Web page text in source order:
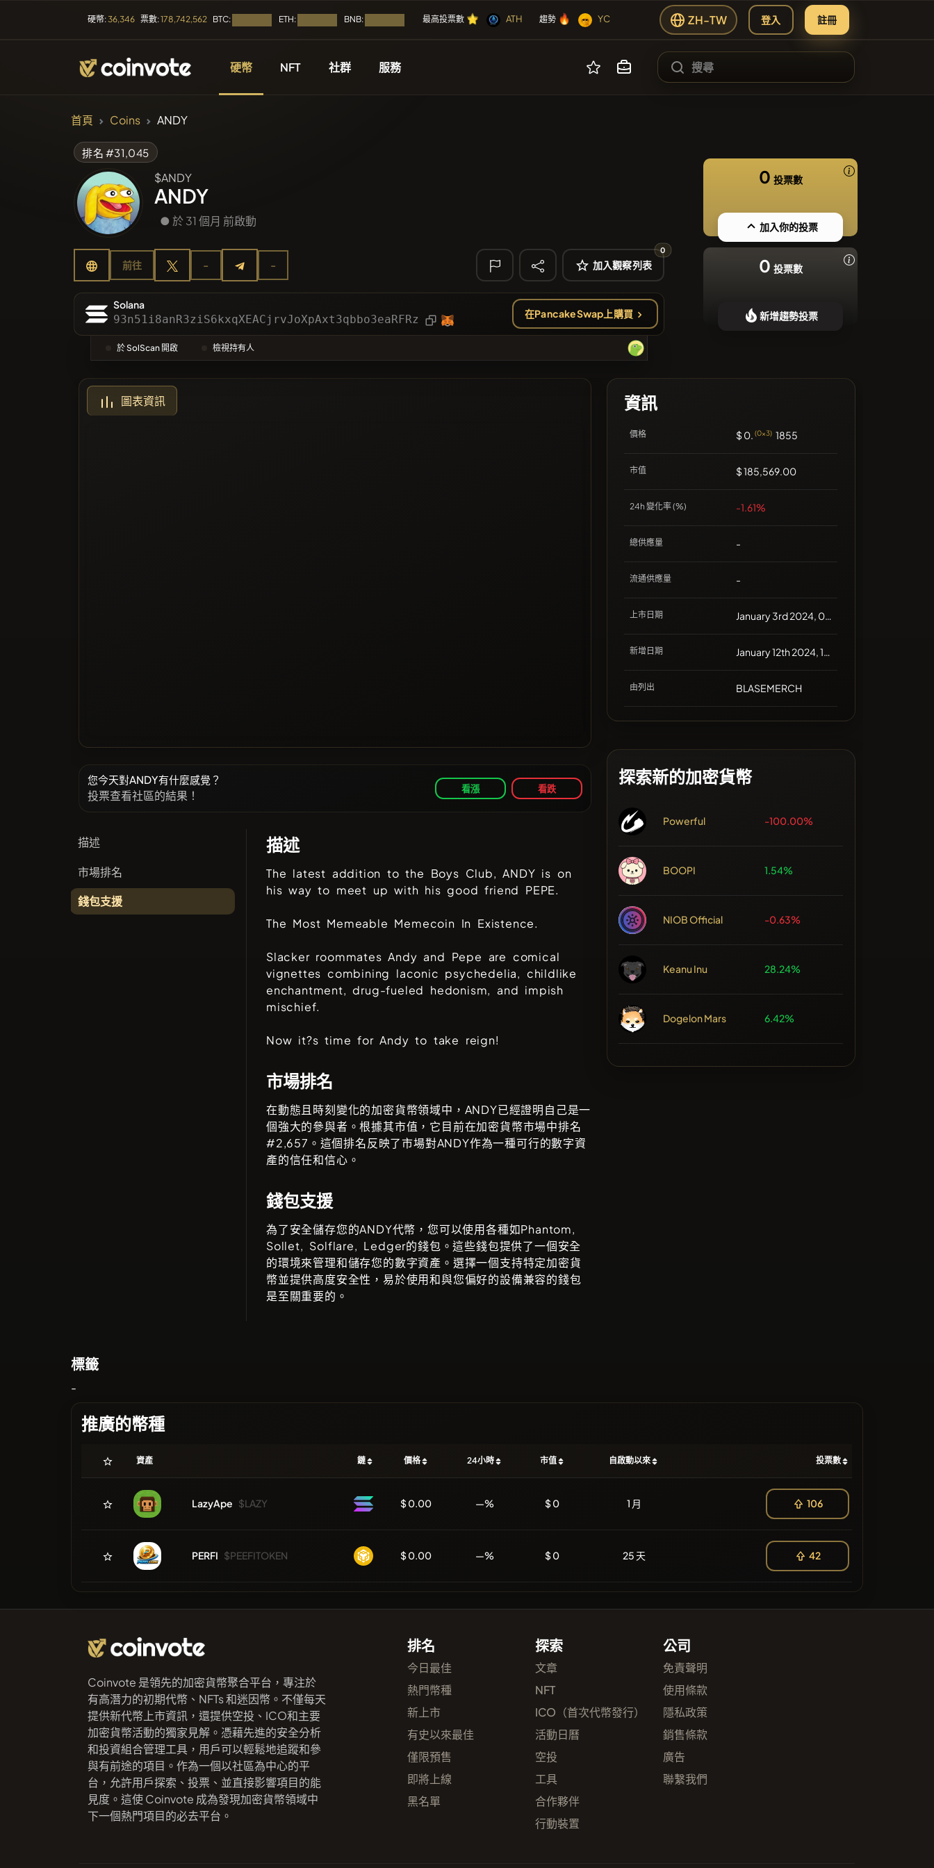
硬幣:36,346 票數:178,742,562 BTC: ETH: BNB: 最高投票數 ⭐
⭐
⭐
⭐ ATH 趨勢 🔥
🔥
🔥
🔥 YC ZH-TW 登入 註冊
硬幣
類別
最多投票
NFT 社群 服務
文章
#1
Heap of hay HAY #556
🔎 最近的搜尋
❌沒有近期的幣種
首頁 Coins ANDY
排名 #31,045
$ANDY
ANDY
● 於 31 個月 前啟動
前往 - - 加入觀察列表
0
Solana
93n51i8anR3ziS6kxqXEACjrvJoXpAxt3qbbo3eaRFRz 在PancakeSwap上購買
於 SolScan 開啟 檢視持有人
0 投票數
加入你的投票
0 投票數
新增趨勢投票
圖表資訊
您今天對ANDY有什麼感覺？
投票查看社區的結果！ 看漲 看跌
描述
市場排名
錢包支援
描述
The latest addition to the Boys Club, ANDY is on
his way to meet up with his good friend PEPE.
The Most Memeable Memecoin In Existence.
Slacker roommates Andy and Pepe are comical
vignettes combining laconic psychedelia, childlike
enchantment, drug-fueled hedonism, and impish
mischief.
Now it?s time for Andy to take reign!
市場排名
在動態且時刻變化的加密貨幣領域中， ANDY已經證明自己是一
個強大的參與者。根據其市值，它目前在加密貨幣市場中排名
#2,657 。這個排名反映了市場對ANDY作為一種可行的數字資
產的信任和信心。
錢包支援
為了安全儲存您的ANDY代幣，您可以使用各種如Phantom,
Sollet, Solflare, Ledger的錢包。這些錢包提供了一個安全
的環境來管理和儲存您的數字資產。選擇一個支持特定加密貨
幣並提供高度安全性，易於使用和與您偏好的設備兼容的錢包
是至關重要的。
資訊
價格 $ 0. (0x3) 1855
市值 $ 185,569.00
24h 變化率 (%) -1.61%
總供應量 -
流通供應量 -
上市日期 January 3rd 2024, 00:00
新增日期 January 12th 2024, 17:11
由列出 BLASEMERCH
探索新的加密貨幣
Powerful -100.00%
BOOPI 1.54%
NIOB Official -0.63%
Keanu Inu 28.24%
Dogelon Mars 6.42%
標籤
-
推廣的幣種
資產 鏈 價格 24小時 市值 自啟動以來 投票數
LazyApe $LAZY $ 0.00 —% $ 0 1 月 106
PERFI $PEEFITOKEN $ 0.00 —% $ 0 25 天 42
Coinvote 是領先的加密貨幣聚合平台，專注於
有高潛力的初期代幣、NFTs 和迷因幣。不僅每天
提供新代幣上市資訊，還提供空投、ICO和主要
加密貨幣活動的獨家見解。憑藉先進的安全分析
和投資組合管理工具，用戶可以輕鬆地追蹤和參
與有前途的項目。作為一個以社區為中心的平
台，允許用戶探索、投票、並直接影響項目的能
見度。這使 Coinvote 成為發現加密貨幣領域中
下一個熱門項目的必去平台。
排名
今日最佳
熱門幣種
新上市
有史以來最佳
僅限預售
即將上線
黑名單
探索
文章
NFT
ICO（首次代幣發行）
活動日曆
空投
工具
合作夥伴
行動裝置
公司
免責聲明
使用條款
隱私政策
銷售條款
廣告
聯繫我們